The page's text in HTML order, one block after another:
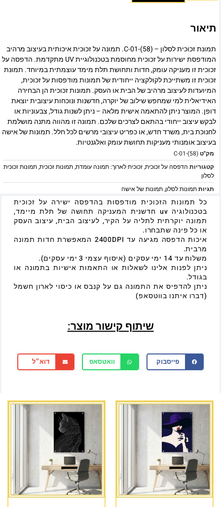
תיאור
תמונת זכוכית לסלון – C-01-(58). תמונה על זכוכית איכותית בעיצוב מרהיב
המודפסת ישירות על זכוכית מחוסמת בטכנולוגיית UV מתקדמת. הדפסה על
זכוכית זו מעניקה עומק, חדות ותחושת תלת מימד עוצמתית במיוחד. תמונת
זכוכית זו משתייכת לקולקציה ייחודית של תמונות מודפסות על זכוכית,
המיועדות לעיצוב מרהיב של הבית או העסק. תמונות זכוכית הן הבחירה
האידיאלית למי שמחפש שילוב של יוקרה, חדשנות ונוכחות עיצובית יוצאת
דופן. המוצר ניתן להתאמה אישית מלאה – ניתן לשנות גודל, צבעוניות או
לבקש עיצוב ייחודי בהתאם לצרכים שלכם. תמונה זו מהווה מתנה מושלמת
לחנוכת בית, משרד חדש, או כפריט עיצובי מרשים לכל חלל. תמונות של אישה
בעיצוב אומנותי מעניקות תחושת עומק ואלגנטיות.
מק"טC-01-(58)
קטגוריות הדפסה על זכוכית,זכוכית לארוך: תמונה עומדת,תמונות זכוכית,תמונות זכוכית
לסלון
תגיותתמונות לסלון,תמונות של אישה
כל תמונות הזכוכית מודפסות בהדפסה ישירה על זכוכית
בטכנולוגיה uv חדשנית המעניקה תחושה של תלת מיימד,
תמונה יוקרתית לתליה על הקיר, לעיצוב הבית, עיצוב העסק
או כל פינה שתבחרו.
איכות הדפסה מגיעה עד 2400DPI המאפשרת חדות תמונה
מרבית.
משלוח עד 14 ימי עסקים (איסוף עצמי 3 ימי עסקים).
ניתן לפנות אלינו לשאלות או התאמות אישיות בתמונה או
בגודל.
ניתן להדפיס את התמונה גם על קנבס או כיסוי לארון חשמל
(דברו איתנו בווטסאפ)
שיתוף קישור מוצר:
פייסבוק וואטסאפ דוא״ל